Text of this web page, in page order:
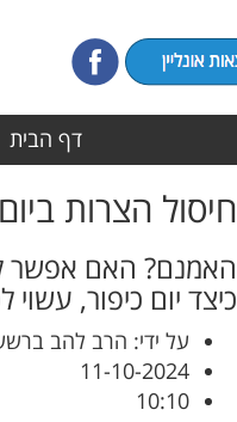
דף הבית
חיסול הצרות
האמנם? האם אפשר
כיצד יום כיפור,
על ידי: הרב להב
11-10-2024
10:10